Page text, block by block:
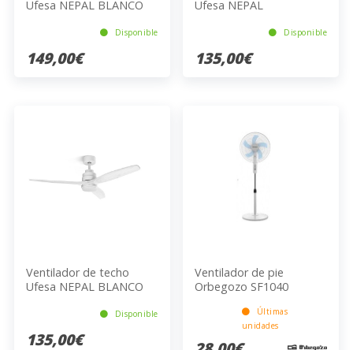
Ufesa NEPAL BLANCO
Disponible
149,00€
Ufesa NEPAL
Disponible
135,00€
Ventilador de techo
Ufesa NEPAL BLANCO
Disponible
135,00€
Ventilador de pie
Orbegozo SF1040
Últimas
unidades